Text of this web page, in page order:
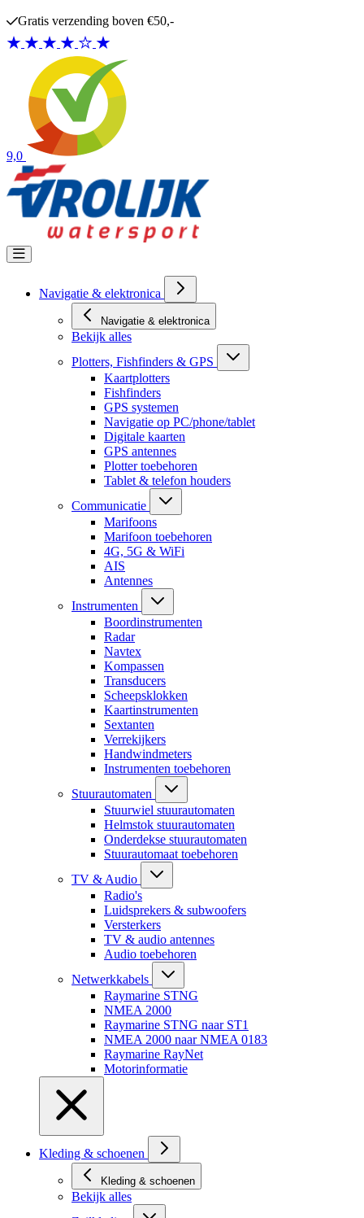
Gratis verzending boven €50,-
9,0
Navigatie & elektronica
Navigatie & elektronica
Bekijk alles
Plotters, Fishfinders & GPS
Kaartplotters
Fishfinders
GPS systemen
Navigatie op PC/phone/tablet
Digitale kaarten
GPS antennes
Plotter toebehoren
Tablet & telefon houders
Communicatie
Marifoons
Marifoon toebehoren
4G, 5G & WiFi
AIS
Antennes
Instrumenten
Boordinstrumenten
Radar
Navtex
Kompassen
Transducers
Scheepsklokken
Kaartinstrumenten
Sextanten
Verrekijkers
Handwindmeters
Instrumenten toebehoren
Stuurautomaten
Stuurwiel stuurautomaten
Helmstok stuurautomaten
Onderdekse stuurautomaten
Stuurautomaat toebehoren
TV & Audio
Radio's
Luidsprekers & subwoofers
Versterkers
TV & audio antennes
Audio toebehoren
Netwerkkabels
Raymarine STNG
NMEA 2000
Raymarine STNG naar ST1
NMEA 2000 naar NMEA 0183
Raymarine RayNet
Motorinformatie
Kleding & schoenen
Kleding & schoenen
Bekijk alles